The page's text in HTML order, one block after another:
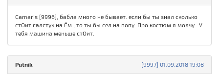
Camaris [9996], бабла много не бывает. если бы ты знал сколько
стОит галстук на Ём , то ты бы сел на попу. Про костюм я молчу. У
тебя машина меньше стОит.
[9997] 01.09.2018 19:08
Putnik